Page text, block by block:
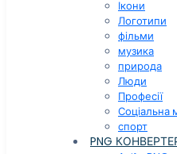
Ікони
Логотипи
фільми
музика
природа
Люди
Професії
Соціальна
спорт
PNG